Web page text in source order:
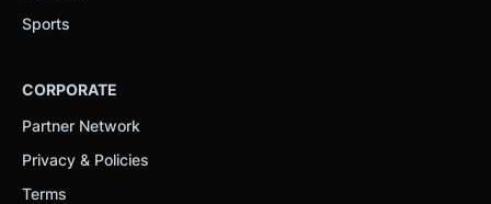
Sports
CORPORATE
Partner Network
Privacy & Policies
Terms